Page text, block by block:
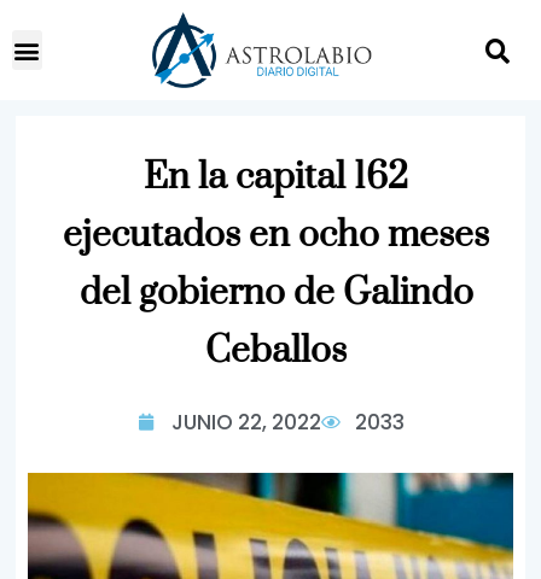
En la capital 162
ejecutados en ocho meses
del gobierno de Galindo
Ceballos
JUNIO 22, 2022 2033